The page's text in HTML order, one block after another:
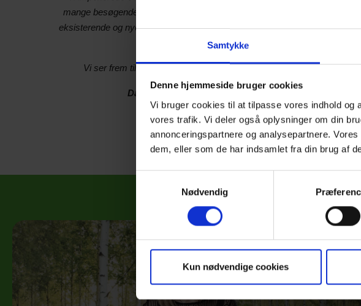
Samtykke
Denne hjemmeside bruger cookies
Vi bruger cookies til at tilpasse vores indhold og
vores trafik. Vi deler også oplysninger om din
annonceringspartnere og analysepartnere.
dem, eller som de har indsamlet fra din brug af
Samtykkevalg
Nødvendig
Kun nødvendige cookies
mange besøgende. Vores deltagelse giver en fantastisk mulighed for at
eksisterende og nye kunder på et tidspunkt i sæsonen, der giver rigtig god
os.
Vi ser frem til en spændende sæson og til at møde de mange
Dan Christiansen, Direktør hos Bluebay Marine